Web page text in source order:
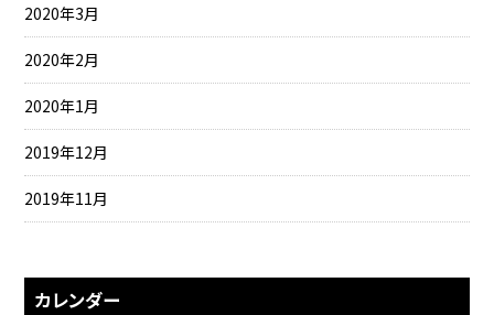
2020年3月
2020年2月
2020年1月
2019年12月
2019年11月
カレンダー